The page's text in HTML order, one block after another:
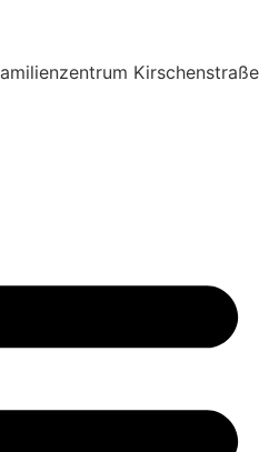
Kirschenstraße